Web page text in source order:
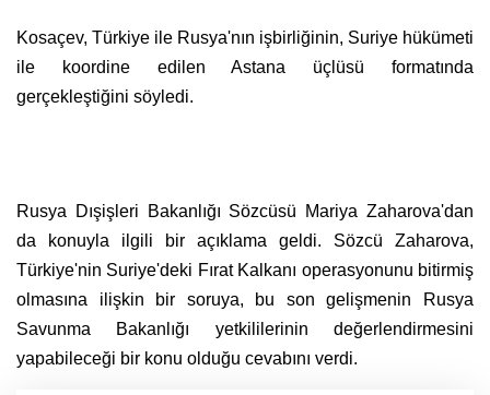
Kosaçev, Türkiye ile Rusya'nın işbirliğinin, Suriye hükümeti
ile koordine edilen Astana üçlüsü formatında
gerçekleştiğini söyledi.
Rusya Dışişleri Bakanlığı Sözcüsü Mariya Zaharova'dan
da konuyla ilgili bir açıklama geldi. Sözcü Zaharova,
Türkiye'nin Suriye'deki Fırat Kalkanı operasyonunu bitirmiş
olmasına ilişkin bir soruya, bu son gelişmenin Rusya
Savunma Bakanlığı yetkililerinin değerlendirmesini
yapabileceği bir konu olduğu cevabını verdi.